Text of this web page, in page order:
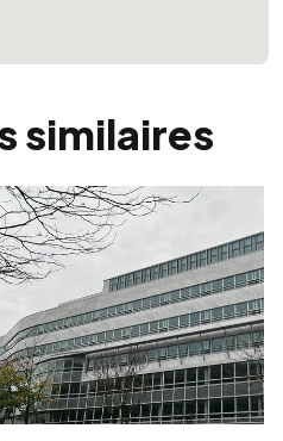
similaires